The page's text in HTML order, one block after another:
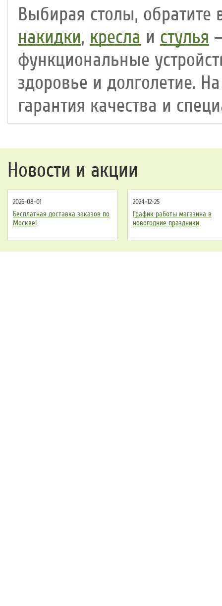
Выбирая столы,
накидки, кресла и стулья
функциональные
здоровье и долголетие.
гарантия качества и
Новости и акции
2026-08-01
Бесплатная доставка заказов по
Москве!
2024-12-25
График работы магазина в
новогодние праздники